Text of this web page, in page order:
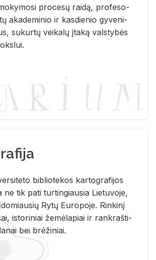
pro­ce­sų rai­dą, pro­fe­so­
aka­de­mi­nio ir kas­die­nio gy­ve­ni­
su­kur­tų vei­ka­lų įta­ką vals­ty­bės
bi­b­lio­te­kos kar­to­gra­fi­jos
ne tik pati tur­tin­giau­sia Lie­tu­vo­je,
Rytų Eu­ro­po­je. Rin­ki­nį
is­to­ri­niai že­mė­la­piai ir rank­raš­ti­
bei brė­ži­niai.